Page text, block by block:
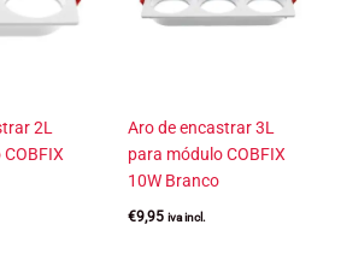
2L
Aro de encastrar 3L
para módulo COBFIX
10W Branco
€9,95 iva incl.